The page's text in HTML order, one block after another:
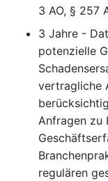
3 AO, § 257
3 Jahre -
potenzielle
vertragliche
Anfragen zu
regulären